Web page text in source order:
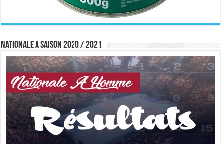
Nationale A saison 2020 / 2021